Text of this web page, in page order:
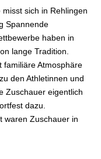
misst sich in Rehlingen
Spannende
haben in
lange Tradition.
familiäre Atmosphäre
den Athletinnen und
Zuschauer eigentlich
dazu.
waren Zuschauer in